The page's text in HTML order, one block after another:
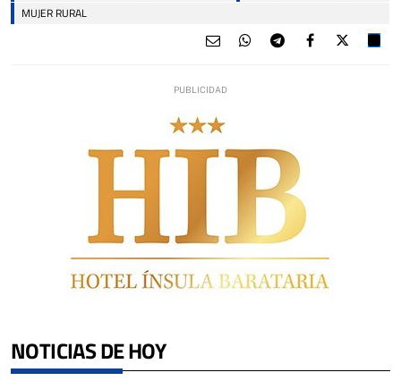
MUJER RURAL
NOTICIAS DE HOY